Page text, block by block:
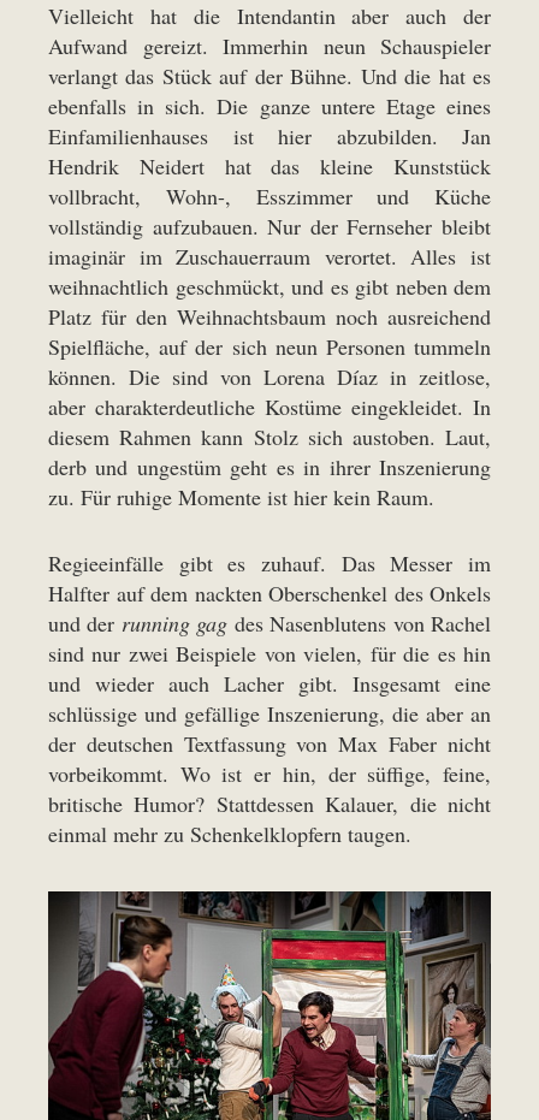
Vielleicht hat die Intendantin aber auch der
Aufwand gereizt. Immerhin neun Schauspieler
verlangt das Stück auf der Bühne. Und die hat es
ebenfalls in sich. Die ganze untere Etage eines
Einfamilienhauses ist hier abzubilden. Jan
Hendrik Neidert hat das kleine Kunststück
vollbracht, Wohn-, Esszimmer und Küche
vollständig aufzubauen. Nur der Fernseher bleibt
imaginär im Zuschauerraum verortet. Alles ist
weihnachtlich geschmückt, und es gibt neben dem
Platz für den Weihnachtsbaum noch ausreichend
Spielfläche, auf der sich neun Personen tummeln
können. Die sind von Lorena Díaz in zeitlose,
aber charakterdeutliche Kostüme eingekleidet. In
diesem Rahmen kann Stolz sich austoben. Laut,
derb und ungestüm geht es in ihrer Inszenierung
zu. Für ruhige Momente ist hier kein Raum.
Regieeinfälle gibt es zuhauf. Das Messer im
Halfter auf dem nackten Oberschenkel des Onkels
und der running gag des Nasenblutens von Rachel
sind nur zwei Beispiele von vielen, für die es hin
und wieder auch Lacher gibt. Insgesamt eine
schlüssige und gefällige Inszenierung, die aber an
der deutschen Textfassung von Max Faber nicht
vorbeikommt. Wo ist er hin, der süffige, feine,
britische Humor? Stattdessen Kalauer, die nicht
einmal mehr zu Schenkelklopfern taugen.